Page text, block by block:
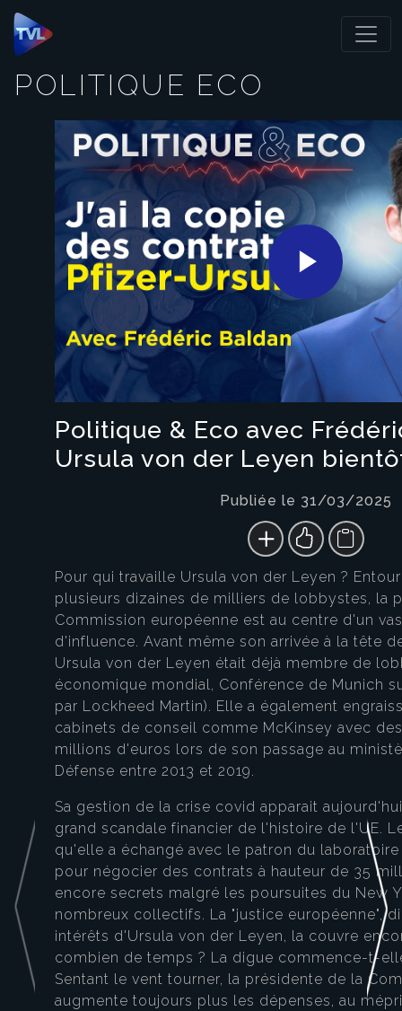
Panneau de gestion des cookies
POLITIQUE ECO
Play
Video
Politique & Eco avec
Ursula von der Leyen
Publiée le 31/03/2025
Pour qui travaille Ursula von der Leyen ?
plusieurs dizaines de milliers de lobbystes, la
Commission européenne est au centre d'un
d'influence. Avant même son arrivée à la tête
Ursula von der Leyen était déjà membre de
économique mondial, Conférence de Munich
par Lockheed Martin). Elle a également
cabinets de conseil comme McKinsey avec
millions d'euros lors de son passage au
Défense entre 2013 et 2019.
Sa gestion de la crise covid apparait
grand scandale financier de l'histoire de l'UE.
qu'elle a échangé avec le patron du
pour négocier des contrats à hauteur de 35
encore secrets malgré les poursuites du New
nombreux collectifs. La "justice européenne",
intérêts d'Ursula von der Leyen, la couvre
combien de temps ? La digue commence-t-
Sentant le vent tourner, la présidente de la
augmente toujours plus les dépenses, au